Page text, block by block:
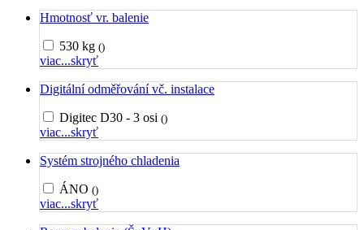
Hmotnosť vr. balenie
530 kg ()
viac...skryť
Digitální odměřování vč. instalace
Digitec D30 - 3 osi ()
viac...skryť
Systém strojného chladenia
ÁNO ()
viac...skryť